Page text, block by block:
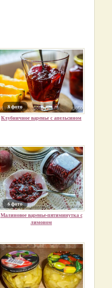
8 фото
Клубничное варенье с апельсином
6 фото
Малиновое варенье-пятиминутка с
лимоном